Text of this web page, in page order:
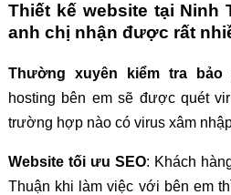
Thiết kế website tại Ninh
anh chị nhận được rất
Thường xuyên kiểm tra bảo
hosting bên em sẽ được quét
trường hợp nào có virus xâm
Website tối ưu SEO: Khách
Thuận khi làm việc với bên em